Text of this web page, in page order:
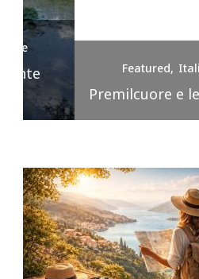
Italia Nord
Premilcuore e le sue